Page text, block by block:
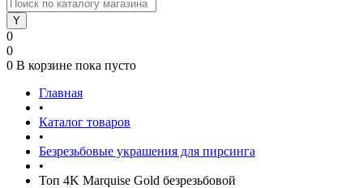
0
0
0 В корзине пока пусто
Главная
•
Каталог товаров
•
Безрезьбовые украшения для пирсинга
•
Топ 4K Marquise Gold безрезьбовой